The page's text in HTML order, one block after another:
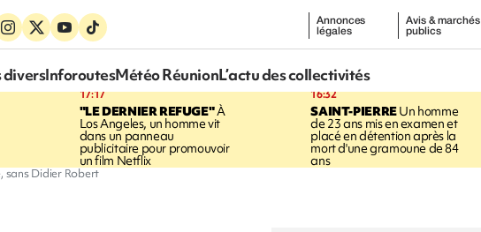
Annonces
légales
Avis & marchés
publics
diversInforoutesMétéo RéunionL’actu des collectivités
17:17
"LE DERNIER REFUGE"À
Los Angeles, un homme vit
dans un panneau
publicitaire pour promouvoir
un film Netflix
16:32
SAINT-PIERREUn homme
de 23 ans mis en examen et
placé en détention après la
mort d'une gramoune de 84
ans
sans Didier Robert